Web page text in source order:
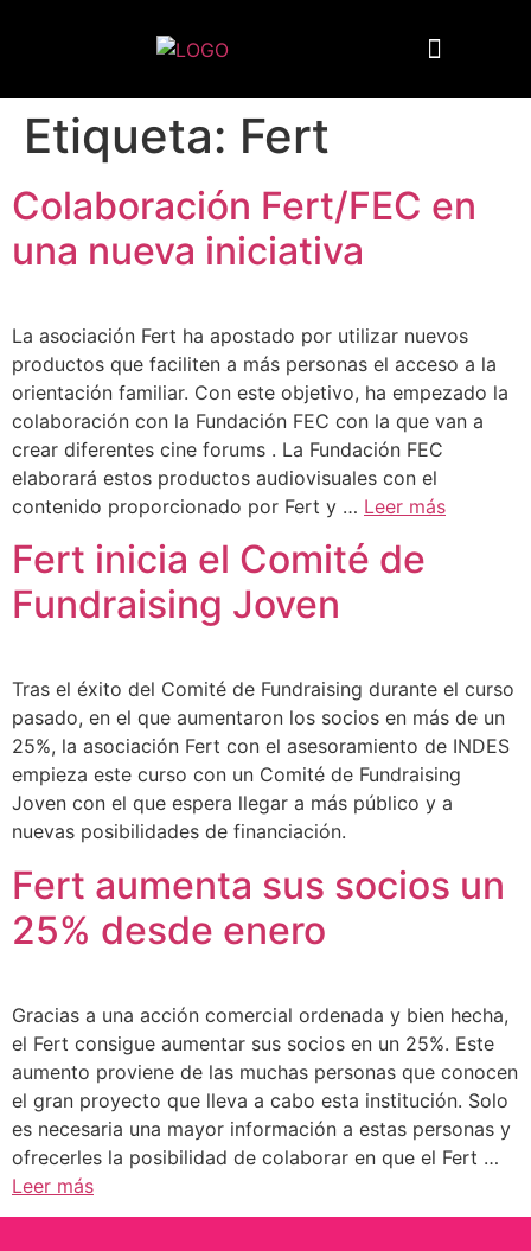
Etiqueta: Fert
Colaboración Fert/FEC en
una nueva iniciativa
La asociación Fert ha apostado por utilizar nuevos
productos que faciliten a más personas el acceso a la
orientación familiar. Con este objetivo, ha empezado la
colaboración con la Fundación FEC con la que van a
crear diferentes cine forums . La Fundación FEC
elaborará estos productos audiovisuales con el
contenido proporcionado por Fert y … Leer más
Fert inicia el Comité de
Fundraising Joven
Tras el éxito del Comité de Fundraising durante el curso
pasado, en el que aumentaron los socios en más de un
25%, la asociación Fert con el asesoramiento de INDES
empieza este curso con un Comité de Fundraising
Joven con el que espera llegar a más público y a
nuevas posibilidades de financiación.
Fert aumenta sus socios un
25% desde enero
Gracias a una acción comercial ordenada y bien hecha,
el Fert consigue aumentar sus socios en un 25%. Este
aumento proviene de las muchas personas que conocen
el gran proyecto que lleva a cabo esta institución. Solo
es necesaria una mayor información a estas personas y
ofrecerles la posibilidad de colaborar en que el Fert …
Leer más